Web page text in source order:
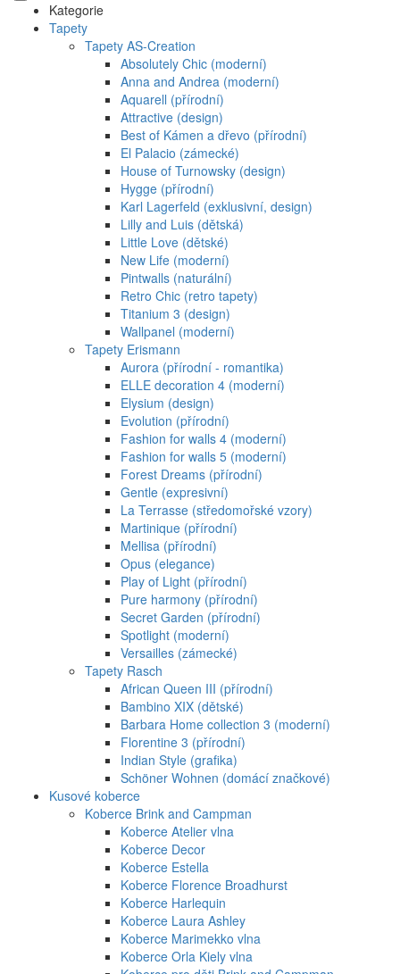
Kategorie
Tapety
Tapety AS-Creation
Absolutely Chic (moderní)
Anna and Andrea (moderní)
Aquarell (přírodní)
Attractive (design)
Best of Kámen a dřevo (přírodní)
El Palacio (zámecké)
House of Turnowsky (design)
Hygge (přírodní)
Karl Lagerfeld (exklusivní, design)
Lilly and Luis (dětská)
Little Love (dětské)
New Life (moderní)
Pintwalls (naturální)
Retro Chic (retro tapety)
Titanium 3 (design)
Wallpanel (moderní)
Tapety Erismann
Aurora (přírodní - romantika)
ELLE decoration 4 (moderní)
Elysium (design)
Evolution (přírodní)
Fashion for walls 4 (moderní)
Fashion for walls 5 (moderní)
Forest Dreams (přírodní)
Gentle (expresivní)
La Terrasse (středomořské vzory)
Martinique (přírodní)
Mellisa (přírodní)
Opus (elegance)
Play of Light (přírodní)
Pure harmony (přírodní)
Secret Garden (přírodní)
Spotlight (moderní)
Versailles (zámecké)
Tapety Rasch
African Queen III (přírodní)
Bambino XIX (dětské)
Barbara Home collection 3 (moderní)
Florentine 3 (přírodní)
Indian Style (grafika)
Schöner Wohnen (domácí značkové)
Kusové koberce
Koberce Brink and Campman
Koberce Atelier vlna
Koberce Decor
Koberce Estella
Koberce Florence Broadhurst
Koberce Harlequin
Koberce Laura Ashley
Koberce Marimekko vlna
Koberce Orla Kiely vlna